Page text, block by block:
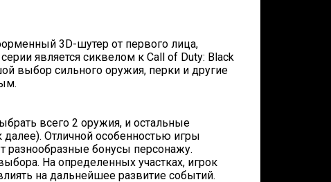
3D-шутер от первого лица,
является сиквелом к Call of Duty: Black
выбор сильного оружия, перки и другие
всего 2 оружия, и остальные
Отличной особенностью игры
разнообразные бонусы персонажу.
На определенных участках, игрок
на дальнейшее развитие событий.